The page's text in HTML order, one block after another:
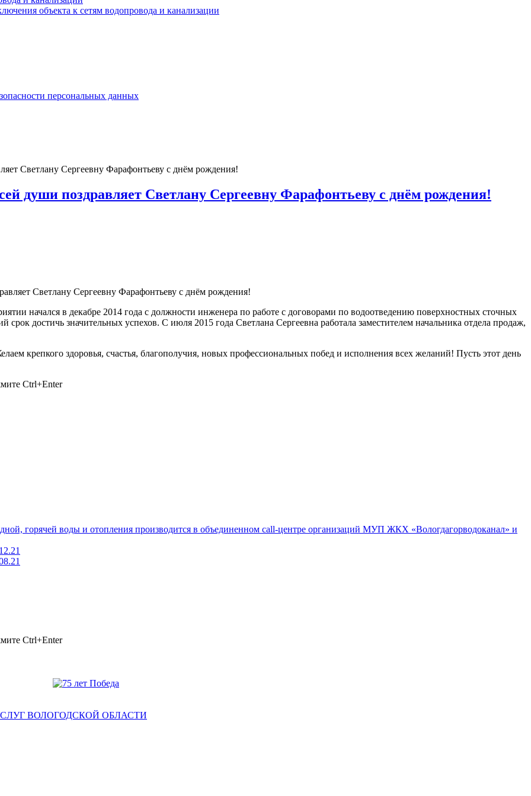
объекта к сетям водопровода и канализации
персональных данных
Светлану Сергеевну Фарафонтьеву с днём рождения!
души поздравляет Светлану Сергеевну Фарафонтьеву с днём рождения!
Светлану Сергеевну Фарафонтьеву с днём рождения!
начался в декабре 2014 года с должности инженера по работе с договорами по водоотведению поверхностных сточных
срок достичь значительных успехов. С июля 2015 года Светлана Сергеевна работала заместителем начальника отдела продаж,
крепкого здоровья, счастья, благополучия, новых профессиональных побед и исполнения всех желаний! Пусть этот день
Ctrl+Enter
горячей воды и отопления производится в объединенном call-центре организаций МУП ЖКХ «Вологдагорводоканал» и
Ctrl+Enter